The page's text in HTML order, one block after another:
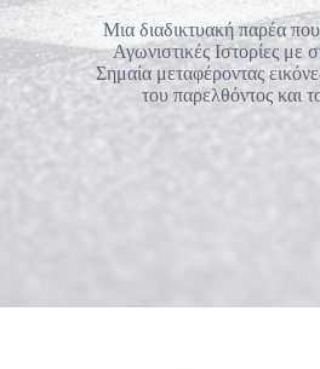
Μια διαδικτυακή παρέα
Αγωνιστικές Ιστορίες με
Σημαία μεταφέροντας
του παρελθόντος και